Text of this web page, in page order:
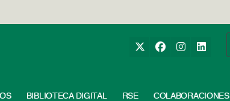
BIBLIOTECA DIGITAL RSE COLABORACIONES